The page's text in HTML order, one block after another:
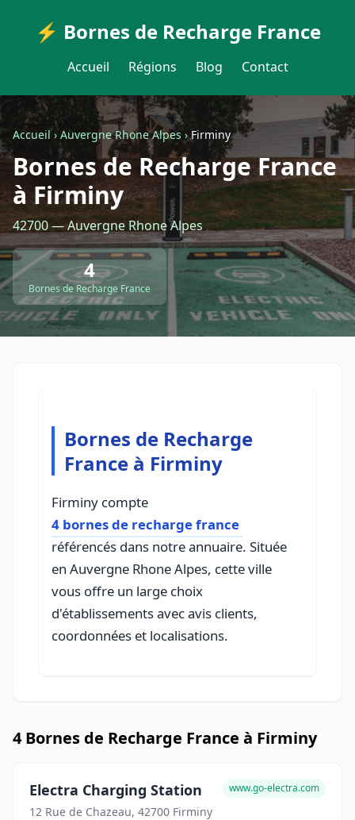
⚡ Bornes de Recharge France
Accueil Régions Blog Contact
Accueil›Auvergne Rhone Alpes›Firminy
Bornes de Recharge France
à Firminy
42700 — Auvergne Rhone Alpes
4
Bornes de Recharge France
Bornes de Recharge
France à Firminy
Firminy compte
4 bornes de recharge france
référencés dans notre annuaire. Située
en Auvergne Rhone Alpes, cette ville
vous offre un large choix
d'établissements avec avis clients,
coordonnées et localisations.
4 Bornes de Recharge France à Firminy
Electra Charging Station
12 Rue de Chazeau, 42700 Firminy
www.go-electra.com